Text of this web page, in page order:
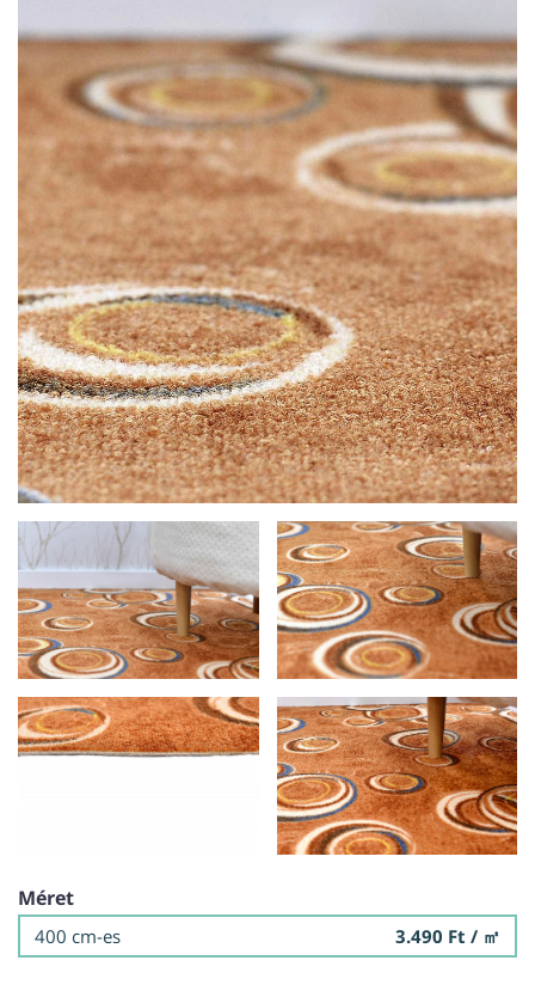
AJÁNDÉK ÖTLETEK
VINYL FALBURKOLAT
Méret
400 cm-es 3.490 Ft / ㎡